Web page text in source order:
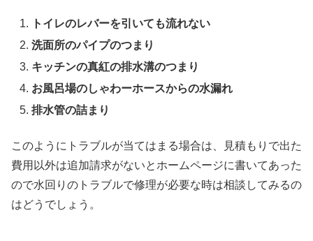
トイレのレバーを引いても流れない
洗面所のパイプのつまり
キッチンの真紅の排水溝のつまり
お風呂場のしゃわーホースからの水漏れ
排水管の詰まり
このようにトラブルが当てはまる場合は、見積もりで出た
費用以外は追加請求がないとホームページに書いてあった
ので水回りのトラブルで修理が必要な時は相談してみるの
はどうでしょう。